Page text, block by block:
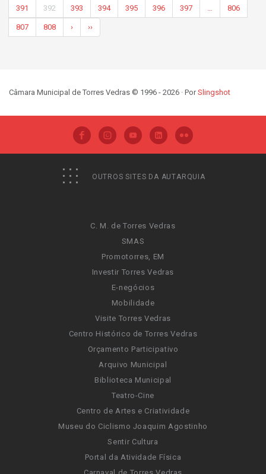
391 392 393 394 395 396 397 … 806
807 808 › ››
Câmara Municipal de Torres Vedras © 1996 - 2026 · PorSlingshot
OUTROS SITES DA AUTARQUIA
C. M. de Torres Vedras
SMAS
Promotorres, EM
Investir Torres Vedras
E-negócios
Mobilidade
Visite Torres Vedras
Centro Histórico de Torres Vedras
Orçamento Participativo
Arquivo Municipal
Biblioteca Municipal
Teatro-Cine
Centro de Artes e Criatividade
Museu do Ciclismo Joaquim Agostinho
Sentir Cultura
Portal da Atividade Física